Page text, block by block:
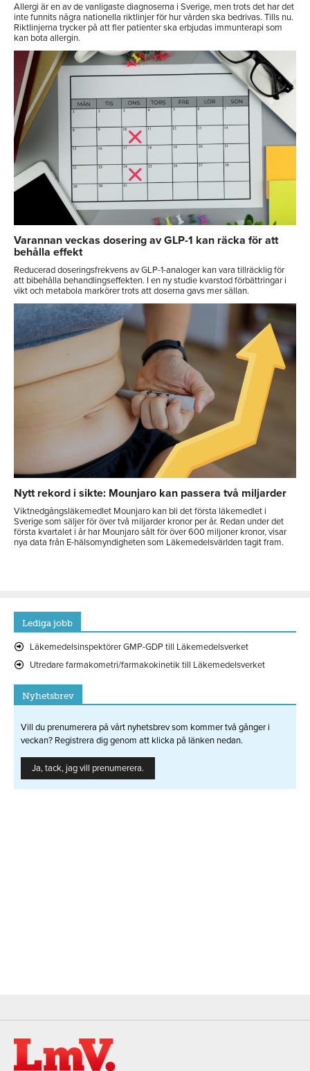
Allergi är en av de vanligaste diagnoserna i Sverige, men trots det har det
inte funnits några nationella riktlinjer för hur vården ska bedrivas. Tills nu.
Riktlinjerna trycker på att fler patienter ska erbjudas immunterapi som
kan bota allergin.
Varannan veckas dosering av GLP-1 kan räcka för att
behålla effekt
Reducerad doseringsfrekvens av GLP-1-analoger kan vara tillräcklig för
att bibehålla behandlingseffekten. I en ny studie kvarstod förbättringar i
vikt och metabola markörer trots att doserna gavs mer sällan.
Nytt rekord i sikte: Mounjaro kan passera två miljarder
Viktnedgångsläkemedlet Mounjaro kan bli det första läkemedlet i
Sverige som säljer för över två miljarder kronor per år. Redan under det
första kvartalet i år har Mounjaro sålt för över 600 miljoner kronor, visar
nya data från E-hälsomyndigheten som Läkemedelsvärlden tagit fram.
Lediga jobb
Läkemedelsinspektörer GMP-GDP till Läkemedelsverket
Utredare farmakometri/farmakokinetik till Läkemedelsverket
Nyhetsbrev
Vill du prenumerera på vårt nyhetsbrev som kommer två gånger i
veckan? Registrera dig genom att klicka på länken nedan.
Ja, tack, jag vill prenumerera.